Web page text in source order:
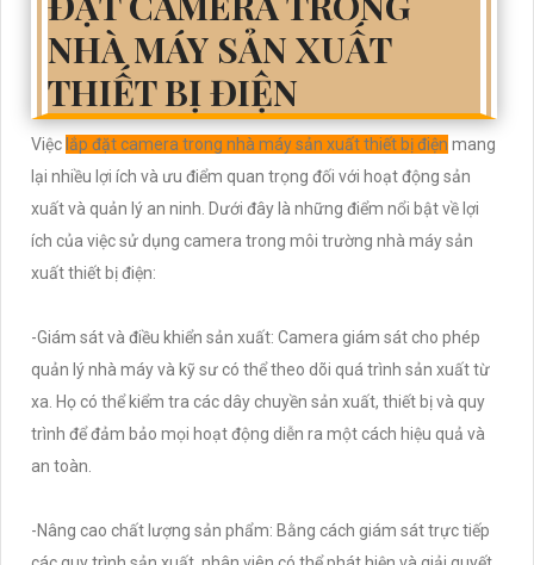
NHÀ MÁY SẢN XUẤT
THIẾT BỊ ĐIỆN
Việc lắp đặt camera trong nhà máy sản xuất thiết bị điện mang
lại nhiều lợi ích và ưu điểm quan trọng đối với hoạt động sản
xuất và quản lý an ninh. Dưới đây là những điểm nổi bật về lợi
ích của việc sử dụng camera trong môi trường nhà máy sản
xuất thiết bị điện:
-Giám sát và điều khiển sản xuất: Camera giám sát cho phép
quản lý nhà máy và kỹ sư có thể theo dõi quá trình sản xuất từ
xa. Họ có thể kiểm tra các dây chuyền sản xuất, thiết bị và quy
trình để đảm bảo mọi hoạt động diễn ra một cách hiệu quả và
an toàn.
-Nâng cao chất lượng sản phẩm: Bằng cách giám sát trực tiếp